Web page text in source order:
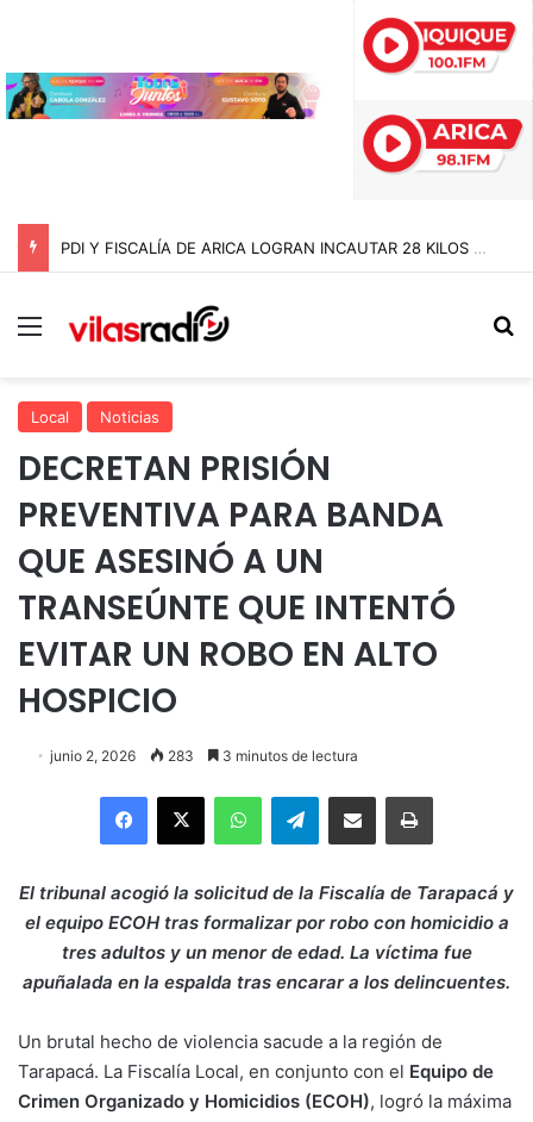
PDI Y FISCALÍA DE ARICA LOGRAN INCAUTAR 28 KILOS DE MARIHUANA OCULTOS EN UN CAMIÓN DE ALTO TONELAJE EN CHUNGARÁ
Menú
Local Noticias
DECRETAN PRISIÓN
PREVENTIVA PARA BANDA
QUE ASESINÓ A UN
TRANSEÚNTE QUE INTENTÓ
EVITAR UN ROBO EN ALTO
HOSPICIO
junio 2, 2026 283 3 minutos de lectura
Facebook
X WhatsAppTelegramEnviar vía email Imprimir
El tribunal acogió la solicitud de la Fiscalía de Tarapacá y
el equipo ECOH tras formalizar por robo con homicidio a
tres adultos y un menor de edad. La víctima fue
apuñalada en la espalda tras encarar a los delincuentes.
Un brutal hecho de violencia sacude a la región de
Tarapacá. La Fiscalía Local, en conjunto con el Equipo de
Crimen Organizado y Homicidios (ECOH), logró la máxima